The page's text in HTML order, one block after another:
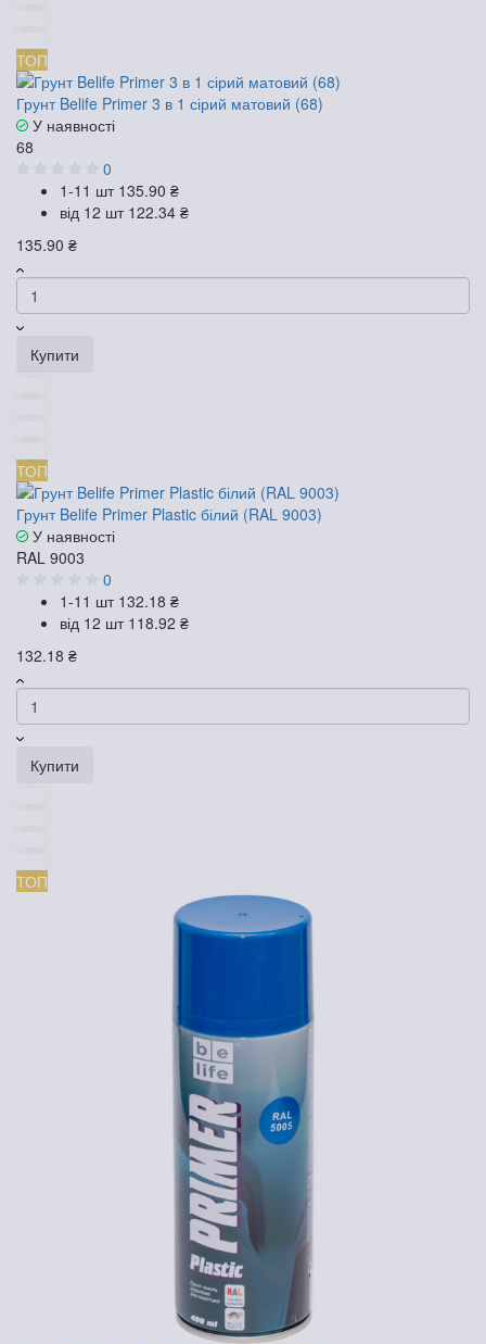
ТОП
Грунт Belife Primer 3 в 1 сірий матовий (68)
У наявності
68
0
1-11 шт 135.90 ₴
від 12 шт 122.34 ₴
135.90 ₴
Купити
ТОП
Грунт Belife Primer Plastic білий (RAL 9003)
У наявності
RAL 9003
0
1-11 шт 132.18 ₴
від 12 шт 118.92 ₴
132.18 ₴
Купити
ТОП